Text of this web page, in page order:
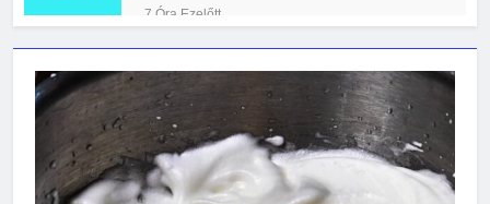
7 Óra Ezelőtt
Hogyan kell jól fotózni telefonnal?
4 Nap Ezelőtt
Mikor kell előcsíráztatni a
vetőmagokat?